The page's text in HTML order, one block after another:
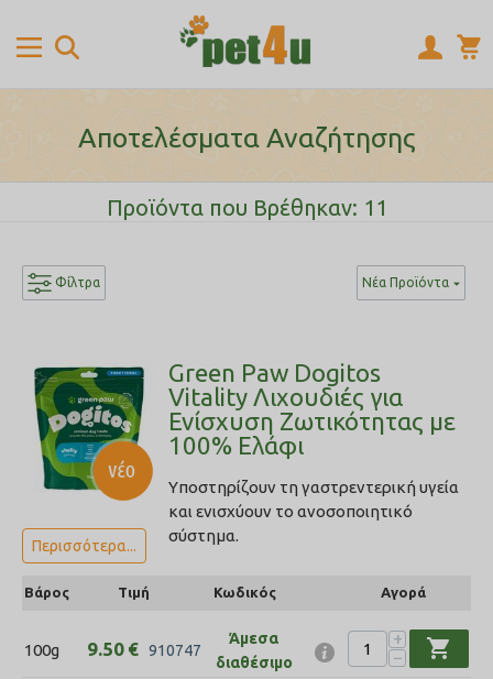
Αποτελέσματα Αναζήτησης
Προϊόντα που Βρέθηκαν: 11
Φίλτρα Νέα Προϊόντα
Green Paw Dogitos
Vitality Λιχουδιές για
Ενίσχυση Ζωτικότητας με
100% Ελάφι
Yποστηρίζουν τη γαστρεντερική υγεία
και ενισχύουν το ανοσοποιητικό
σύστημα.
Περισσότερα...
Βάρος Τιμή Κωδικός Αγορά
100g 9.50 € 910747
Άμεσα
διαθέσιμο
+
−
shopping_cart